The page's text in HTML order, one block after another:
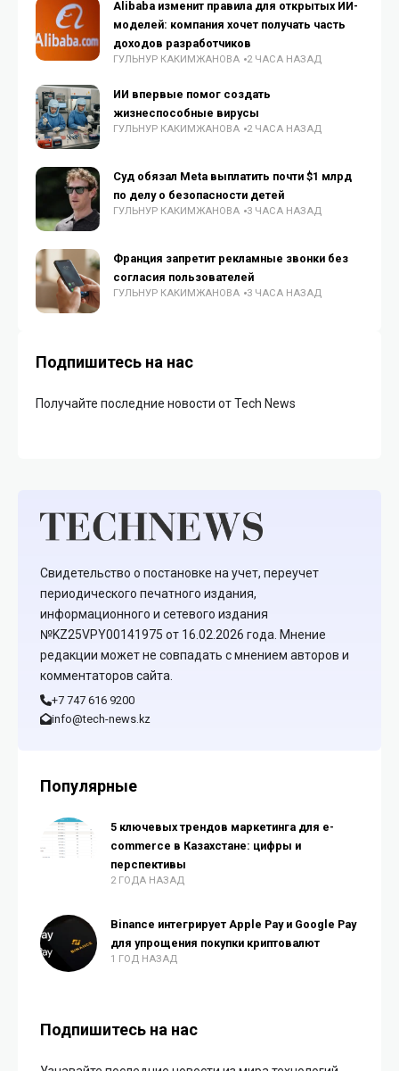
Alibaba изменит правила для открытых ИИ-
моделей: компания хочет получать часть
доходов разработчиков
ГУЛЬНУР КАКИМЖАНОВА 2 ЧАСА НАЗАД
ИИ впервые помог создать
жизнеспособные вирусы
ГУЛЬНУР КАКИМЖАНОВА 2 ЧАСА НАЗАД
Суд обязал Meta выплатить почти $1 млрд
по делу о безопасности детей
ГУЛЬНУР КАКИМЖАНОВА 3 ЧАСА НАЗАД
Франция запретит рекламные звонки без
согласия пользователей
ГУЛЬНУР КАКИМЖАНОВА 3 ЧАСА НАЗАД
Подпишитесь на нас
Получайте последние новости от Tech News
Свидетельство о постановке на учет, переучет
периодического печатного издания,
информационного и сетевого издания
№KZ25VPY00141975 от 16.02.2026 года. Мнение
редакции может не совпадать с мнением авторов и
комментаторов сайта.
+7 747 616 9200
info@tech-news.kz
Популярные
5 ключевых трендов маркетинга для e-
commerce в Казахстане: цифры и
перспективы
2 ГОДА НАЗАД
Binance интегрирует Apple Pay и Google Pay
для упрощения покупки криптовалют
1 ГОД НАЗАД
Подпишитесь на нас